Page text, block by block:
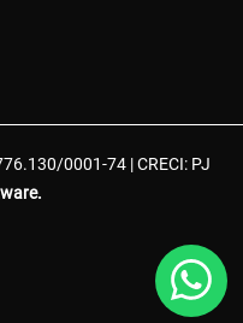
0001-74 | CRECI: PJ